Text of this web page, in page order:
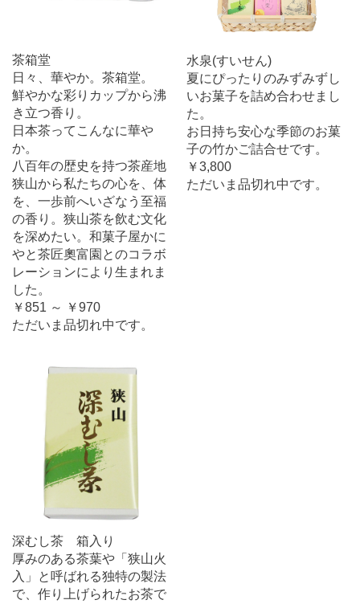
茶箱堂
日々、華やか。茶箱堂。
鮮やかな彩りカップから沸
き立つ香り。
日本茶ってこんなに華や
か。
八百年の歴史を持つ茶産地
狭山から私たちの心を、体
を、一歩前へいざなう至福
の香り。狭山茶を飲む文化
を深めたい。和菓子屋かに
やと茶匠奧富園とのコラボ
レーションにより生まれま
した。
￥851 ～ ￥970
ただいま品切れ中です。
水泉(すいせん)
夏にぴったりのみずみずし
いお菓子を詰め合わせまし
た。
お日持ち安心な季節のお菓
子の竹かご詰合せです。
￥3,800
ただいま品切れ中です。
深むし茶 箱入り
厚みのある茶葉や「狭山火
入」と呼ばれる独特の製法
で、作り上げられたお茶で